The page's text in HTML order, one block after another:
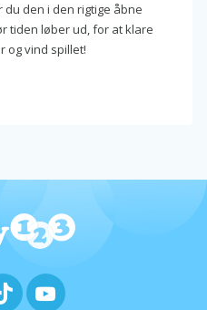
den i den rigtige åbne
tiden løber ud, for at klare
og vind spillet!